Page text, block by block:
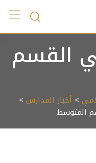
القسم
> أخبار المدارس >
المتوسط